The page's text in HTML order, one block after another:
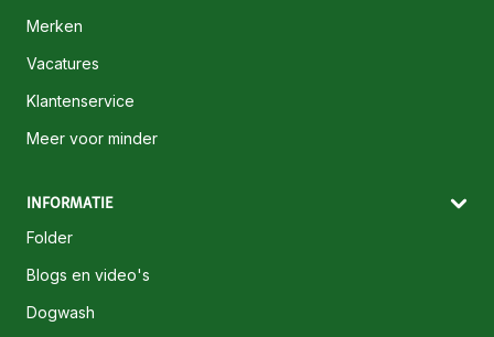
Merken
Vacatures
Klantenservice
Meer voor minder
INFORMATIE
Folder
Blogs en video's
Dogwash